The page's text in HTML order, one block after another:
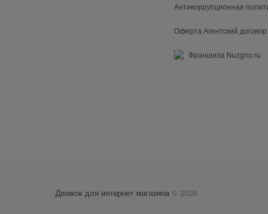
Антикоррупционная
Оферта Агентский договор
Франшиза Nuzgno.ru
Движок для интернет магазина © 2026